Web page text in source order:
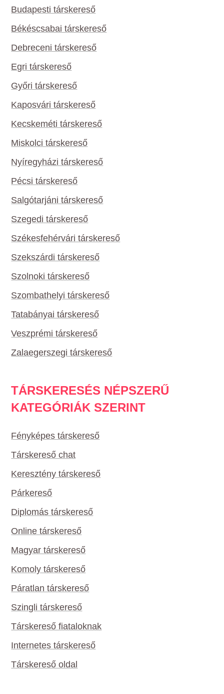
Budapesti társkereső
Békéscsabai társkereső
Debreceni társkereső
Egri társkereső
Győri társkereső
Kaposvári társkereső
Kecskeméti társkereső
Miskolci társkereső
Nyíregyházi társkereső
Pécsi társkereső
Salgótarjáni társkereső
Szegedi társkereső
Székesfehérvári társkereső
Szekszárdi társkereső
Szolnoki társkereső
Szombathelyi társkereső
Tatabányai társkereső
Veszprémi társkereső
Zalaegerszegi társkereső
TÁRSKERESÉS NÉPSZERŰ
KATEGÓRIÁK SZERINT
Fényképes társkereső
Társkereső chat
Keresztény társkereső
Párkereső
Diplomás társkereső
Online társkereső
Magyar társkereső
Komoly társkereső
Páratlan társkereső
Szingli társkereső
Társkereső fiataloknak
Internetes társkereső
Társkereső oldal